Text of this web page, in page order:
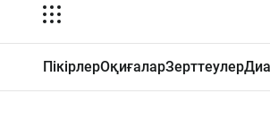
ПікірлерОқиғаларЗерттеулер